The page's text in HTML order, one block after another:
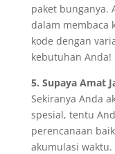
paket bunganya.
dalam membaca
kode dengan
kebutuhan Anda!
5. Supaya Amat
Sekiranya Anda
spesial, tentu
perencanaan
akumulasi